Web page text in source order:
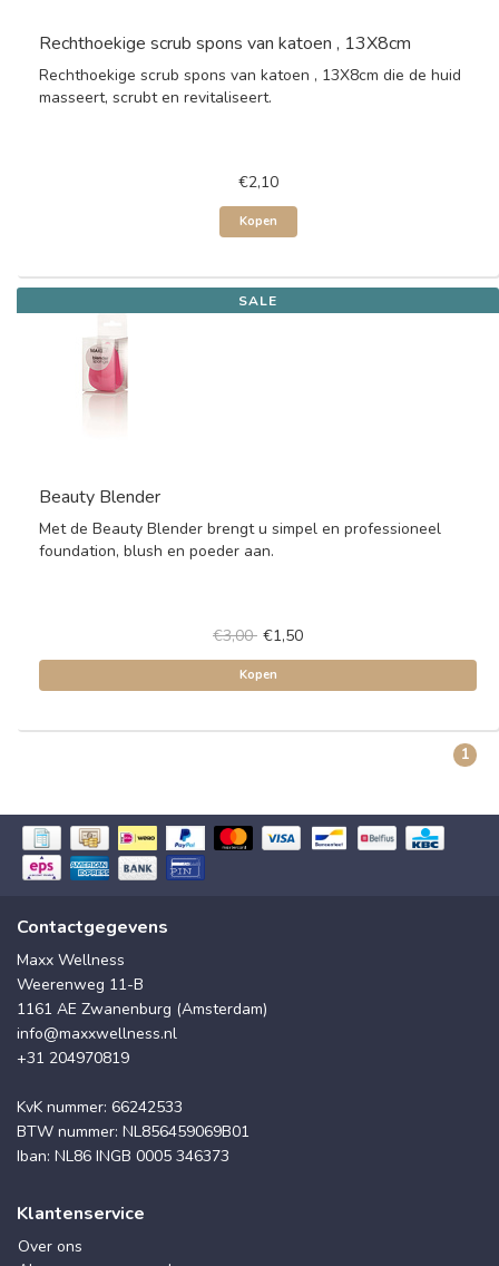
Rechthoekige scrub spons van katoen , 13X8cm
Rechthoekige scrub spons van katoen , 13X8cm die de huid
masseert, scrubt en revitaliseert.
€2,10
Kopen
SALE
Beauty Blender
Met de Beauty Blender brengt u simpel en professioneel
foundation, blush en poeder aan.
€3,00 €1,50
Kopen
1
Contactgegevens
Maxx Wellness
Weerenweg 11-B
1161 AE Zwanenburg (Amsterdam)
info@maxxwellness.nl
+31 204970819
KvK nummer: 66242533
BTW nummer: NL856459069B01
Iban: NL86 INGB 0005 346373
Klantenservice
Over ons